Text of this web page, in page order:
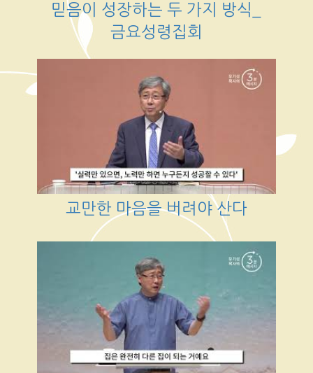
믿음이 성장하는 두 가지 방식_
금요성령집회
교만한 마음을 버려야 산다